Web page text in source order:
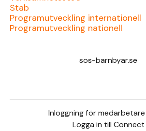
Stab
Programutveckling internationell
Programutveckling nationell
sos-barnbyar.se
Inloggning för medarbetare
Logga in till Connect